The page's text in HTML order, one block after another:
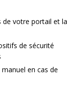
de votre portail et la
de sécurité
en cas de